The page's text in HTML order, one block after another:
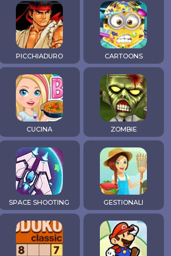
PICCHIADURO CARTOONS
CUCINA ZOMBIE
SPACE SHOOTING GESTIONALI